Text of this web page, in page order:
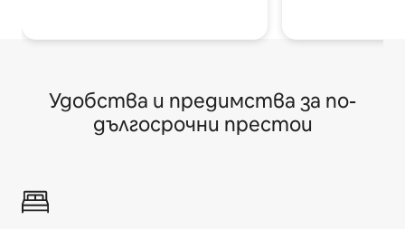
Удобства и предимства за по-
дългосрочни престои